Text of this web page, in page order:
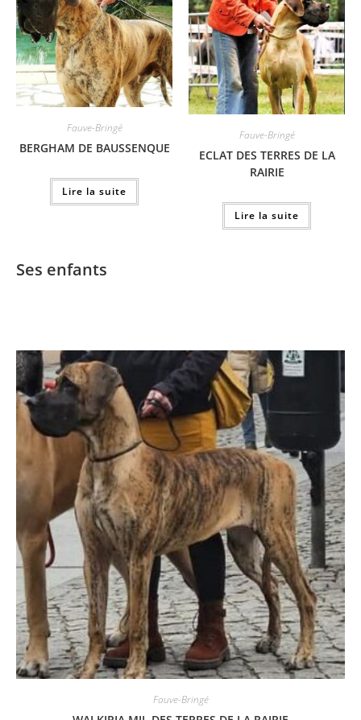
Fauve-Bringé
BERGHAM DE BAUSSENQUE
Lire la suite
Fauve-Bringé
ECLAT DES TERRES DE LA
RAIRIE
Lire la suite
Ses enfants
Fauve-Bringé